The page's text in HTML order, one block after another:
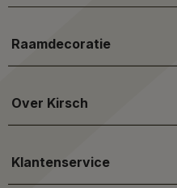
Raamdecoratie
Over Kirsch
Klantenservice